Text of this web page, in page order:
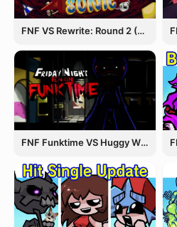
FNF VS Rewrite: Round 2 (Sonic.EXE)
FNF Funktime VS Huggy Wuggy